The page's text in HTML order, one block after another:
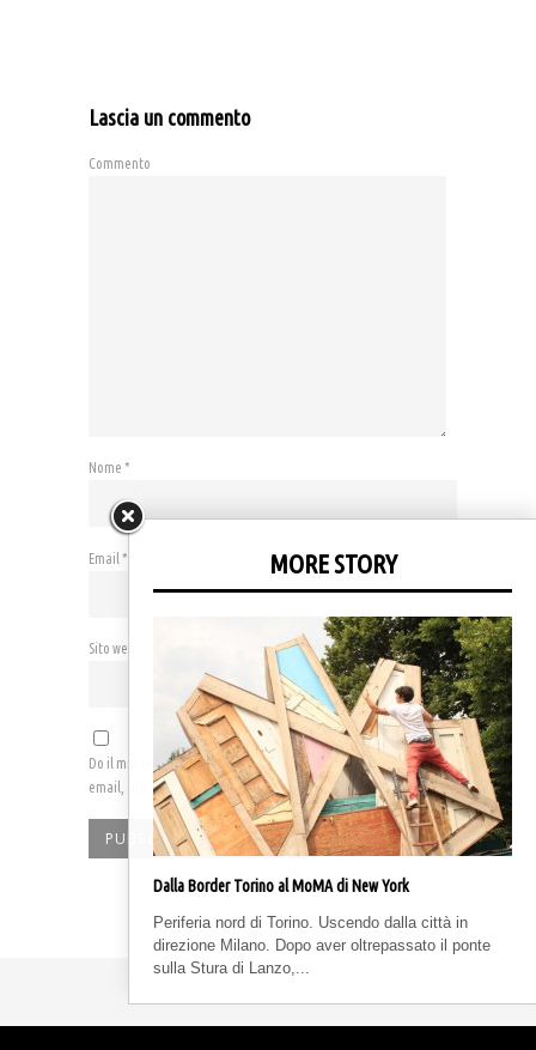
Lascia un commento
Commento
Nome *
Email *
Sito web
Do il mio consenso affinché un cookie salvi i miei dati (nome,
email, sito web) per il prossimo commento.
MORE STORY
Dalla Border Torino al MoMA di New York
Periferia nord di Torino. Uscendo dalla città in
direzione Milano. Dopo aver oltrepassato il ponte
sulla Stura di Lanzo,...